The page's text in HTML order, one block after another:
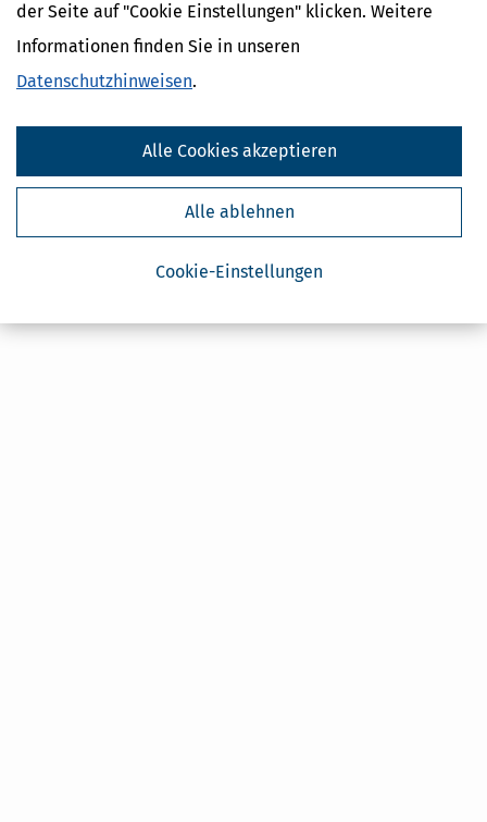
der Seite auf "Cookie Einstellungen" klicken. Weitere
Informationen finden Sie in unseren
Datenschutzhinweisen.
Cookie-Einstellungen
Alle ablehnen
Alle Cookies akzeptieren
Steuertipps Selbstständige
Geldtipps
Ja, ich möchte die kostenlosen Newsletter
von Steuertipps abonnieren. Die
Datenschutzhinweisehabe ich gelesen.
Meine Einwilligung kann ich jederzeit durch
Abbestellung des Newsletters widerrufen.